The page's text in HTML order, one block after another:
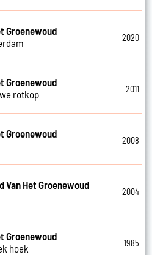
Groenewoud
2020
Groenewoud
rotkop
2011
Groenewoud
2008
Van Het Groenewoud
2004
Groenewoud
hoek
1985